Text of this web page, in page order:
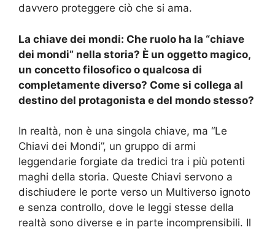
davvero proteggere ciò che si ama.
La chiave dei mondi: Che ruolo ha la “chiave
dei mondi” nella storia? È un oggetto magico,
un concetto filosofico o qualcosa di
completamente diverso? Come si collega al
destino del protagonista e del mondo stesso?
In realtà, non è una singola chiave, ma “Le
Chiavi dei Mondi”, un gruppo di armi
leggendarie forgiate da tredici tra i più potenti
maghi della storia. Queste Chiavi servono a
dischiudere le porte verso un Multiverso ignoto
e senza controllo, dove le leggi stesse della
realtà sono diverse e in parte incomprensibili. Il